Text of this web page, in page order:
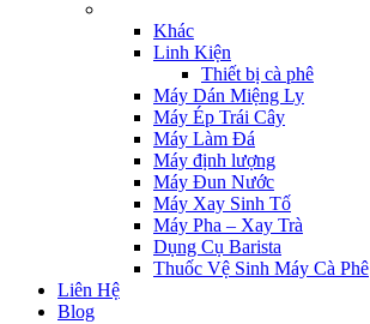
Khác
Linh Kiện
Thiết bị cà phê
Máy Dán Miệng Ly
Máy Ép Trái Cây
Máy Làm Đá
Máy định lượng
Máy Đun Nước
Máy Xay Sinh Tố
Máy Pha – Xay Trà
Dụng Cụ Barista
Thuốc Vệ Sinh Máy Cà Phê
Liên Hệ
Blog